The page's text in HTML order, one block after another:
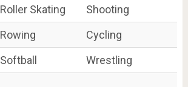
Roller Skating
Shooting
Rowing
Cycling
Softball
Wrestling